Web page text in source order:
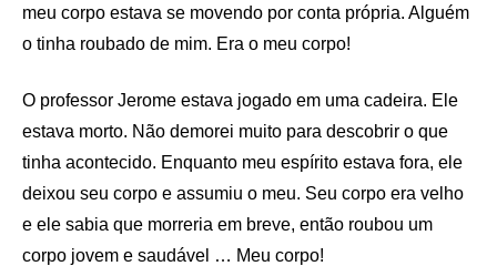
meu corpo estava se movendo por conta própria. Alguém
o tinha roubado de mim. Era o meu corpo!
O professor Jerome estava jogado em uma cadeira. Ele
estava morto. Não demorei muito para descobrir o que
tinha acontecido. Enquanto meu espírito estava fora, ele
deixou seu corpo e assumiu o meu. Seu corpo era velho
e ele sabia que morreria em breve, então roubou um
corpo jovem e saudável … Meu corpo!